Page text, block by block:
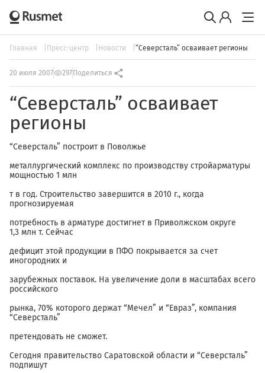
Главная Пресс-центр Новости “Северсталь” осваивает регионы
20 июля 2007 297 Поделиться
“Северсталь” осваивает
регионы
“Северсталь” построит в Поволжье
металлургический комплекс по производству стройарматуры
мощностью 1 млн
т в год. Строительство завершится в 2010 г., когда
прогнозируемая
потребность в арматуре достигнет в Приволжском округе
1,3 млн т. Сейчас
дефицит этой продукции в ПФО покрывается за счет
иногородних и
зарубежных поставок. На увеличение доли в масштабах всего
российского
рынка, 70% которого держат “Мечел” и “Евраз”, компания
“Северсталь”
претендовать не сможет.
Сегодня правительство Саратовской области и “Северсталь”
подпишут